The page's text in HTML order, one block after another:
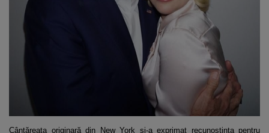
Cântăreața originară din New York și-a exprimat recunoștința pentru